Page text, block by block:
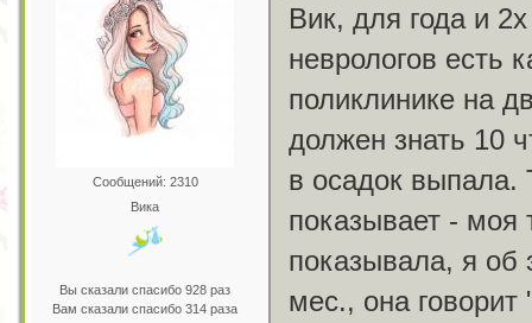
Сообщений: 2310
Вика
Вы сказали спасибо 928 раз
Вам сказали спасибо 314 раза
Вик, для года и
неврологов есть
поликлинике на
должен знать 10
в осадок выпала.
показывает - моя
показывала, я об
мес., она говорит